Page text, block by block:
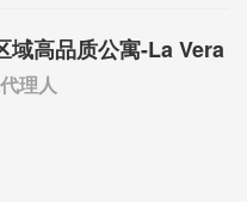
域高品质公寓-La Vera
理人